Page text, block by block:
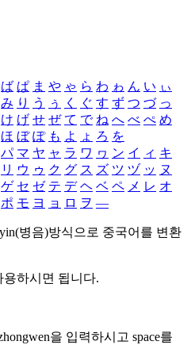
ば ぱ ま や ゃ ら わ ゎ ん い ぃ
み り う ぅ く ぐ す ず つ づ っ
け げ せ ぜ て で ね へ べ ぺ め
ほ ぼ ぽ も よ ょ ろ を
パ マ ヤ ャ ラ ワ ヮ ン イ ィ キ
リ ウ ゥ ク グ ス ズ ツ ヅ ッ ヌ
ゲ セ ゼ テ デ ヘ ベ ペ メ レ オ
ポ モ ヨ ョ ロ ヲ ―
병음)방식으로 중국어를 변환
하시면 됩니다.
을 입력하시고 space를